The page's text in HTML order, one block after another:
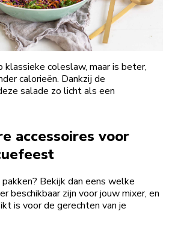
coleslaw, maar is beter,
calorieën. Dankzij de
salade zo licht als een
accessoires voor
Bekijk dan eens welke
beschikbaar zijn voor jouw mixer, en
is voor de gerechten van je